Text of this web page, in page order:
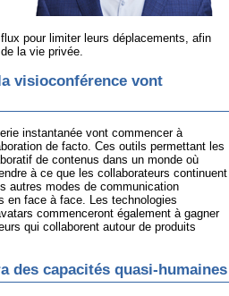
pour limiter leurs déplacements, afin
la vie privée.
visioconférence vont
instantanée vont commencer à
de facto. Ces outils permettant les
de contenus dans un monde où
à ce que les collaborateurs continuent
autres modes de communication
en face à face. Les technologies
commenceront également à gagner
qui collaborent autour de produits
des capacités quasi-humaines